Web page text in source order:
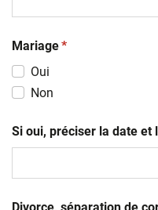
Mariage(obligatoire)
*
Oui
Non
Si oui, préciser la date et
Divorce, séparation de